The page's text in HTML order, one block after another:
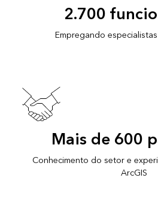
2.700
Empregando
Mais de 600
Conhecimento do setor e
ArcGIS